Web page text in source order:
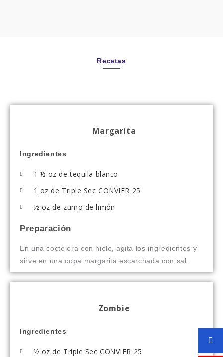
Recetas
Margarita
Ingredientes
1 ½ oz de tequila blanco
1 oz de Triple Sec CONVIER 25​
½ oz de zumo de limón
Preparación
En una coctelera con hielo, agita los ingredientes y
sirve en una copa margarita escarchada con sal.
Zombie
Ingredientes
½ oz de Triple Sec CONVIER 25​